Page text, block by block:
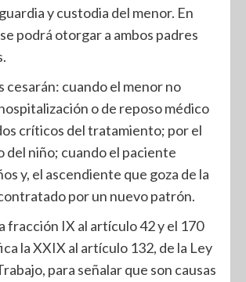
y custodia del menor. En
podrá otorgar a ambos padres
cesarán: cuando el menor no
o de reposo médico
críticos del tratamiento; por el
del niño; cuando el paciente
y, el ascendiente que goza de la
por un nuevo patrón.
fracción IX al artículo 42 y el 170
la XXIX al artículo 132, de la Ley
para señalar que son causas